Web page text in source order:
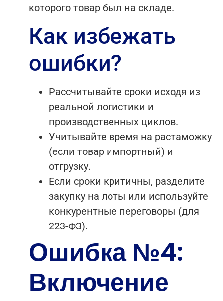
которого товар был на складе.
Как избежать
ошибки?
Рассчитывайте сроки исходя из
реальной логистики и
производственных циклов.
Учитывайте время на растаможку
(если товар импортный) и
отгрузку.
Если сроки критичны, разделите
закупку на лоты или используйте
конкурентные переговоры (для
223-ФЗ).
Ошибка №4:
Включение